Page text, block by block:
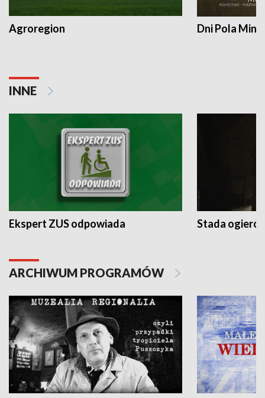
Agroregion Dni Pola
INNE
Ekspert ZUS odpowiada Stada
ARCHIWUM PROGRAMÓW